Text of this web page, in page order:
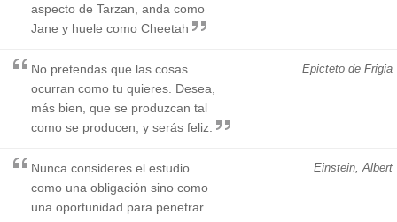
aspecto de Tarzan, anda como
Jane y huele como Cheetah
Epicteto de Frigia
No pretendas que las cosas
ocurran como tu quieres. Desea,
más bien, que se produzcan tal
como se producen, y serás feliz.
Einstein, Albert
Nunca consideres el estudio
como una obligación sino como
una oportunidad para penetrar